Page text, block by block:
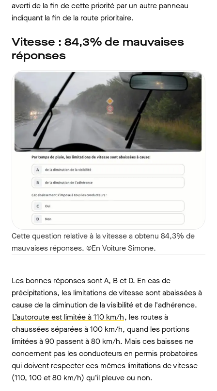
averti de la fin de cette priorité par un autre panneau
indiquant la fin de la route prioritaire.
Vitesse : 84,3% de mauvaises
réponses
Cette question relative à la vitesse a obtenu 84,3% de
mauvaises réponses. ©En Voiture Simone.
Les bonnes réponses sont A, B et D. En cas de
précipitations, les limitations de vitesse sont abaissées à
cause de la diminution de la visibilité et de l'adhérence.
L’autoroute est limitée à 110 km/h, les routes à
chaussées séparées à 100 km/h, quand les portions
limitées à 90 passent à 80 km/h. Mais ces baisses ne
concernent pas les conducteurs en permis probatoires
qui doivent respecter ces mêmes limitations de vitesse
(110, 100 et 80 km/h) qu’il pleuve ou non.